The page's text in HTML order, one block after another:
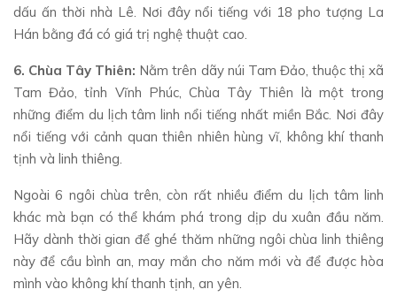
dấu ấn thời nhà Lê. Nơi đây nổi tiếng với 18 pho tượng La
Hán bằng đá có giá trị nghệ thuật cao.
6. Chùa Tây Thiên: Nằm trên dãy núi Tam Đảo, thuộc thị xã
Tam Đảo, tỉnh Vĩnh Phúc, Chùa Tây Thiên là một trong
những điểm du lịch tâm linh nổi tiếng nhất miền Bắc. Nơi đây
nổi tiếng với cảnh quan thiên nhiên hùng vĩ, không khí thanh
tịnh và linh thiêng.
Ngoài 6 ngôi chùa trên, còn rất nhiều điểm du lịch tâm linh
khác mà bạn có thể khám phá trong dịp du xuân đầu năm.
Hãy dành thời gian để ghé thăm những ngôi chùa linh thiêng
này để cầu bình an, may mắn cho năm mới và để được hòa
mình vào không khí thanh tịnh, an yên.